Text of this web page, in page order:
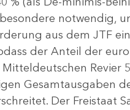
notwendig,
aus dem JTF
der Anteil der
Revier
Gesamtausgaben
Der Freistaat